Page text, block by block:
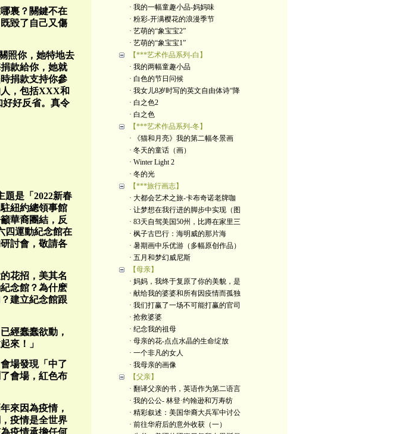
裏？關鍵不在
毀了自己又傷
照你，她特地去
款給你，她就
捐款支持你參
，包括XXX和
好反省。真令
題是「2022新春
紐約總領事館
華裔團結，反
四運動紀念館在
討會，敬請各
花招，美其名
念館？為什麽
建立紀念館跟
經蠢蠢欲動，
來！」
場發現「中了
會場，紅色布
來因為疫情，
疫情是全世界
疫情承擔任何
· 我的一幅童趣小品-妈妈味
· 粉彩-开满樱花的浪漫季节
· 艺萌的“象宝宝2”
· 艺萌的“象宝宝1”
【***艺术作品系列-白】
· 我的两幅童趣小品
· 白色的节日问候
· 我女儿8岁时写的英文自由体诗“降
· 白之色2
· 白之色
【***艺术作品系列-冬】
· 《猫和月亮》我的第二幅冬景画
· 冬天的童话（画）
· Winter Light 2
· 冬的光
【***旅行画志】
· 大都会艺术之旅-卡布奇诺老牌咖
· 让梦想在我行进的脚步中实现（图
· 83天自驾美国50州，比蹲在家里三
· 枫子古巴行：海明威的那片海
· 暑期画中乐优游（多幅原创作品）
· 五月和梦幻威尼斯
【母亲】
· 妈妈，我终于复原了你的美貌，是
· 献给我的婆婆和所有因疫情而孤独
· 我们打赢了一场不可能打赢的官司
· 抢救婆婆
· 纪念我的祖母
· 母亲的花-点点水晶的生命绽放
· 一个非凡的女人
· 我母亲的画像
【父亲】
· 翻译父亲的书，英语作为第二语言
· 我的公公- 林登·约翰逊和万寿纺
· 精彩叙述：美国华裔大兵军中讨公
· 前往华府后的意外收获（一）